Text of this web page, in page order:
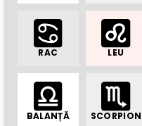
RAC LEU
BALANȚĂ SCORPION